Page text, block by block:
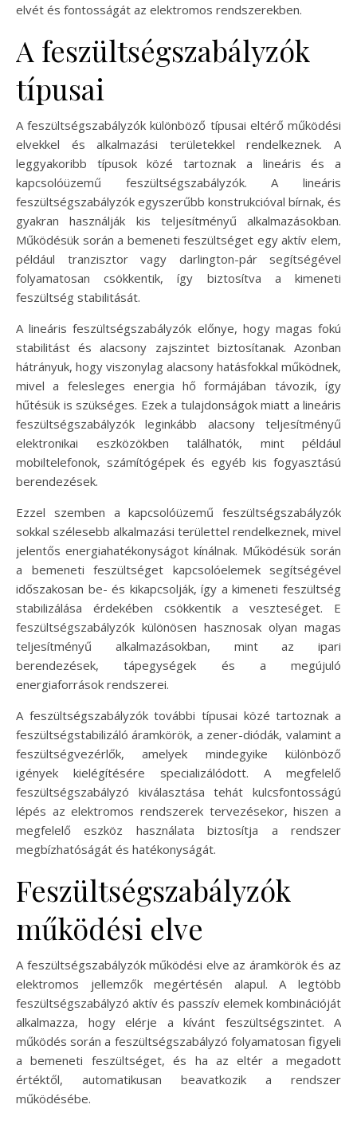
elvét és fontosságát az elektromos rendszerekben.
A feszültségszabályzók
típusai
A feszültségszabályzók különböző típusai eltérő működési
elvekkel és alkalmazási területekkel rendelkeznek. A
leggyakoribb típusok közé tartoznak a lineáris és a
kapcsolóüzemű feszültségszabályzók. A lineáris
feszültségszabályzók egyszerűbb konstrukcióval bírnak, és
gyakran használják kis teljesítményű alkalmazásokban.
Működésük során a bemeneti feszültséget egy aktív elem,
például tranzisztor vagy darlington-pár segítségével
folyamatosan csökkentik, így biztosítva a kimeneti
feszültség stabilitását.
A lineáris feszültségszabályzók előnye, hogy magas fokú
stabilitást és alacsony zajszintet biztosítanak. Azonban
hátrányuk, hogy viszonylag alacsony hatásfokkal működnek,
mivel a felesleges energia hő formájában távozik, így
hűtésük is szükséges. Ezek a tulajdonságok miatt a lineáris
feszültségszabályzók leginkább alacsony teljesítményű
elektronikai eszközökben találhatók, mint például
mobiltelefonok, számítógépek és egyéb kis fogyasztású
berendezések.
Ezzel szemben a kapcsolóüzemű feszültségszabályzók
sokkal szélesebb alkalmazási területtel rendelkeznek, mivel
jelentős energiahatékonyságot kínálnak. Működésük során
a bemeneti feszültséget kapcsolóelemek segítségével
időszakosan be- és kikapcsolják, így a kimeneti feszültség
stabilizálása érdekében csökkentik a veszteséget. E
feszültségszabályzók különösen hasznosak olyan magas
teljesítményű alkalmazásokban, mint az ipari
berendezések, tápegységek és a megújuló
energiaforrások rendszerei.
A feszültségszabályzók további típusai közé tartoznak a
feszültségstabilizáló áramkörök, a zener-diódák, valamint a
feszültségvezérlők, amelyek mindegyike különböző
igények kielégítésére specializálódott. A megfelelő
feszültségszabályzó kiválasztása tehát kulcsfontosságú
lépés az elektromos rendszerek tervezésekor, hiszen a
megfelelő eszköz használata biztosítja a rendszer
megbízhatóságát és hatékonyságát.
Feszültségszabályzók
működési elve
A feszültségszabályzók működési elve az áramkörök és az
elektromos jellemzők megértésén alapul. A legtöbb
feszültségszabályzó aktív és passzív elemek kombinációját
alkalmazza, hogy elérje a kívánt feszültségszintet. A
működés során a feszültségszabályzó folyamatosan figyeli
a bemeneti feszültséget, és ha az eltér a megadott
értéktől, automatikusan beavatkozik a rendszer
működésébe.